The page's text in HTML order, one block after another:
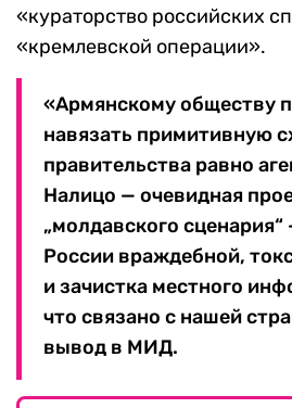
«кураторство российских
«кремлевской операции».
«Армянскому обществу
навязать примитивную
правительства равно
Налицо — очевидная
„молдавского
России враждебной,
и зачистка местного
что связано с нашей
вывод в МИД.